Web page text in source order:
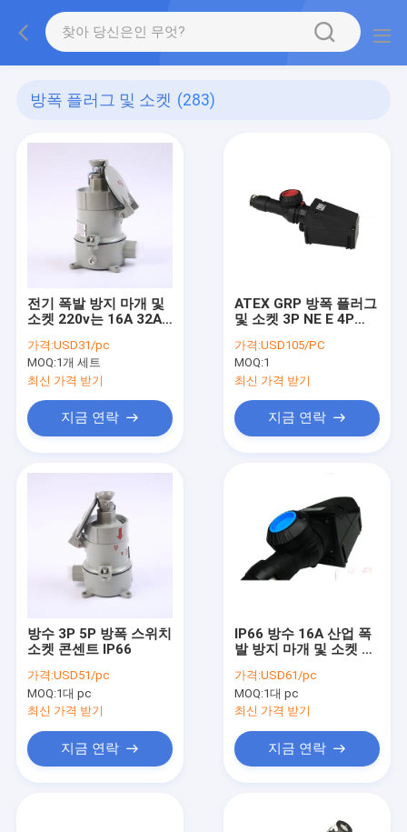
방폭 플러그 및 소켓 (283)
전기 폭발 방지 마개 및
소켓 220v는 16A 32A
가격:USD31/pc
MOQ:1개 세트
최신 가격 받기
지금 연락
ATEX GRP 방폭 플러그
및 소켓 3P NE E 4P
가격:USD105/PC
MOQ:1
최신 가격 받기
지금 연락
방수 3P 5P 방폭 스위치
소켓 콘센트 IP66
가격:USD51/pc
MOQ:1대 pc
최신 가격 받기
지금 연락
IP66 방수 16A 산업 폭
발 방지 마개 및 소켓 단
가격:USD61/pc
MOQ:1대 pc
최신 가격 받기
지금 연락